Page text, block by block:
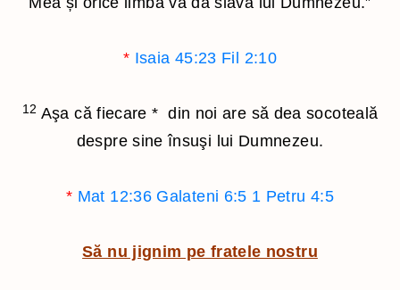
* Isaia 45:23 Fil 2:10
12 Aşa că fiecare* din noi are să dea socoteală
despre sine însuşi lui Dumnezeu.
* Mat 12:36 Galateni 6:5 1 Petru 4:5
Să nu jignim pe fratele nostru